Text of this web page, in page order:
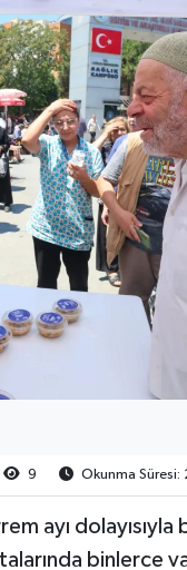
9 Okunma Süresi:
ayı
binlerce